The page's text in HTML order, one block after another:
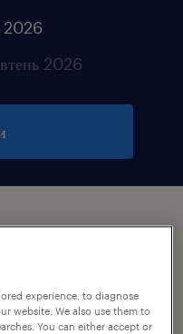
2026
2026
experience, to diagnose
website. We also use them to
You can either accept or